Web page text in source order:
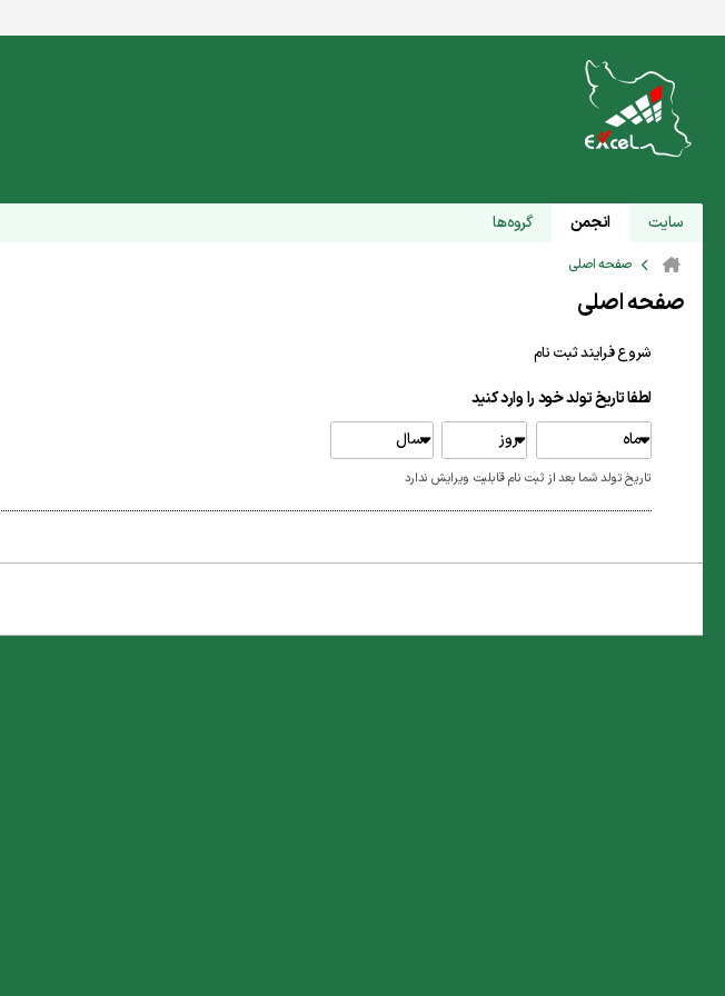
سایت انجمن گروه‌ها
صفحه اصلی
صفحه اصلی
شروع فرایند ثبت نام
لطفا تاریخ تولد خود را وارد کنید
ماه
روز سال
تاریخ تولد شما بعد از ثبت نام قابلیت ویرایش ندارد